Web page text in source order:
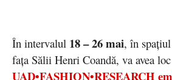
În intervalul 18 – 26 mai, în
fața Sălii Henri Coandă, va avea
UAD•FASHION•RESEARCH